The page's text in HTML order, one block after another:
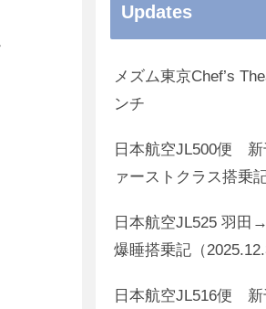
Updates
メズム東京Chef’s
ンチ
日本航空JL500便
ァーストクラス搭乗
日本航空JL525 羽
爆睡搭乗記（
日本航空JL516便